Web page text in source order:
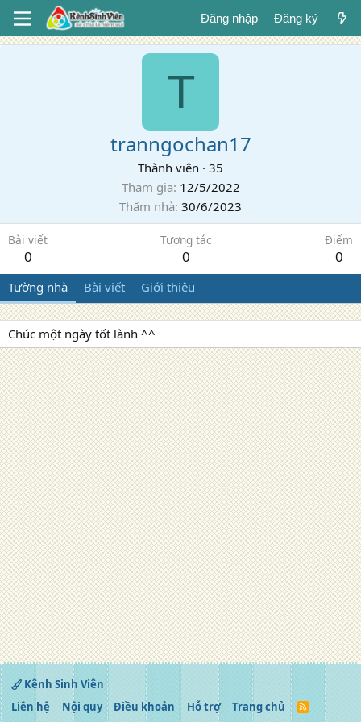
Đăng nhập Đăng ký
T
tranngochan17
Thành viên · 35
Tham gia 12/5/2022
Thăm nhà 30/6/2023
Bài viết
0
Tương tác
0
Điểm
0
Tường nhà Bài viết Giới thiệu
Chúc một ngày tốt lành ^^
Kênh Sinh Viên
Liên hệ
Nội quy Điều khoản Hỗ trợ Trang chủ
R